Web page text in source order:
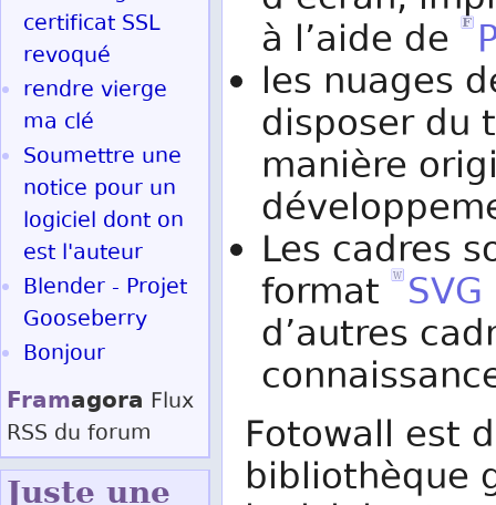
à l’aide de
les nuages
disposer du
manière
Les cadres
format SVG
d’autres
Fotowall est
bibliothèque
certificat SSL
revoqué
rendre vierge
ma clé
Soumettre une
notice pour un
logiciel dont on
est l'auteur
Blender - Projet
Gooseberry
Bonjour
Framagora Flux
RSS du forum
Juste une